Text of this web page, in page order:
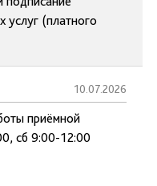
услуг (платного
10.07.2026
приёмной
сб 9:00-12:00